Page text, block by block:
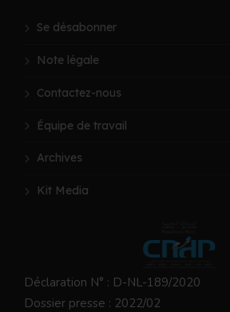
Se désabonner
Note légale
Contactez-nous
Équipe de travail
Archives
Kit Media
Déclaration N° : D-NL-189/2020
Dossier presse : 2022/02